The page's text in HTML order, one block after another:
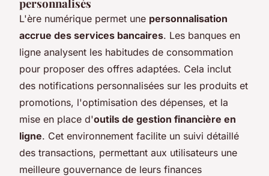
personnalisés
L'ère numérique permet une personnalisation
accrue des services bancaires. Les banques en
ligne analysent les habitudes de consommation
pour proposer des offres adaptées. Cela inclut
des notifications personnalisées sur les produits et
promotions, l'optimisation des dépenses, et la
mise en place d'outils de gestion financière en
ligne. Cet environnement facilite un suivi détaillé
des transactions, permettant aux utilisateurs une
meilleure gouvernance de leurs finances